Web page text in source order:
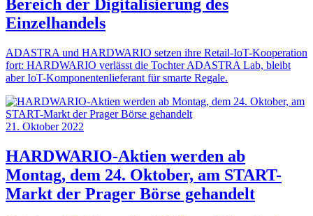
Bereich der Digitalisierung des
Einzelhandels
ADASTRA und HARDWARIO setzen ihre Retail-IoT-Kooperation
fort: HARDWARIO verlässt die Tochter ADASTRA Lab, bleibt
aber IoT-Komponentenlieferant für smarte Regale.
21. Oktober 2022
HARDWARIO-Aktien werden ab
Montag, dem 24. Oktober, am START-
Markt der Prager Börse gehandelt